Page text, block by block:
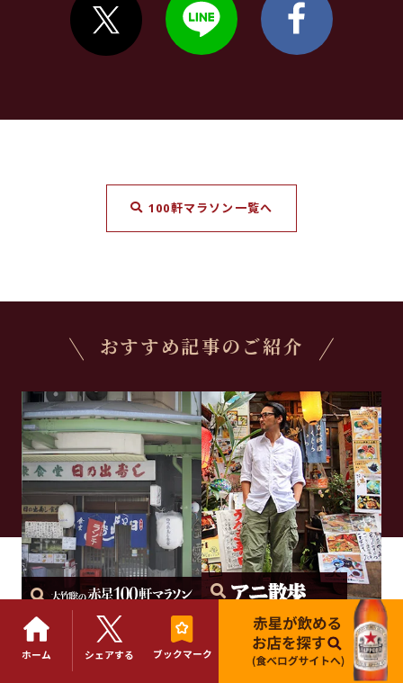
100軒マラソン一覧へ
おすすめ記事のご紹介
と赤星
File No.91
尾張一宮に見つけた
と赤星
軍パンと「大衆割烹 味と
ホーム シェアする ブックマーク